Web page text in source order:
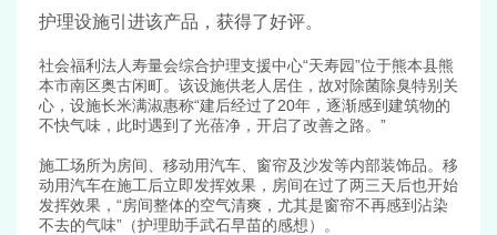
护理设施引进该产品，获得了好评。
社会福利法人寿量会综合护理支援中心“天寿园”位于熊本县熊
本市南区奥古闲町。该设施供老人居住，故对除菌除臭特别关
心，设施长米满淑惠称“建后经过了20年，逐渐感到建筑物的
不快气味，此时遇到了光蓓净，开启了改善之路。”
施工场所为房间、移动用汽车、窗帘及沙发等内部装饰品。移
动用汽车在施工后立即发挥效果，房间在过了两三天后也开始
发挥效果，“房间整体的空气清爽，尤其是窗帘不再感到沾染
不去的气味”（护理助手武石早苗的感想）。